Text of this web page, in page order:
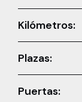
Kilómetros:
Plazas:
Puertas: